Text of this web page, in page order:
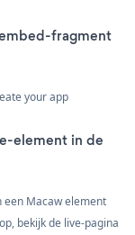
fragment
your app
element in de
een Macaw element
bekijk de live-pagina